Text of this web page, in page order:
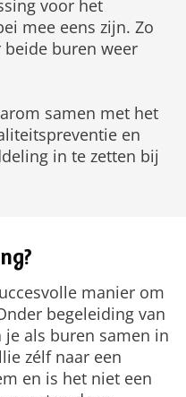
voor het
mee eens zijn. Zo
buren weer
samen met het
en
in te zetten bij
manier om
begeleiding van
als buren samen in
zélf naar een
en is het niet een